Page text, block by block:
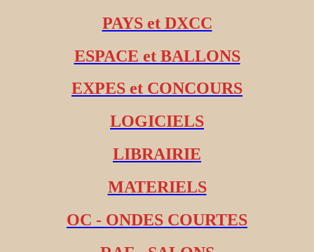
PAYS et DXCC
ESPACE et BALLONS
EXPES et CONCOURS
LOGICIELS
LIBRAIRIE
MATERIELS
OC - ONDES COURTES